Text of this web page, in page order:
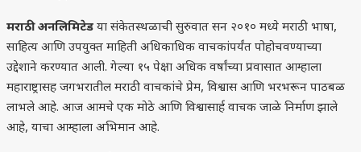
मराठी अनलिमिटेड या संकेतस्थळाची सुरुवात सन २०१० मध्ये मराठी भाषा,
साहित्य आणि उपयुक्त माहिती अधिकाधिक वाचकांपर्यंत पोहोचवण्याच्या
उद्देशाने करण्यात आली. गेल्या १५ पेक्षा अधिक वर्षांच्या प्रवासात आम्हाला
महाराष्ट्रासह जगभरातील मराठी वाचकांचे प्रेम, विश्वास आणि भरभरून पाठबळ
लाभले आहे. आज आमचे एक मोठे आणि विश्वासार्ह वाचक जाळे निर्माण झाले
आहे, याचा आम्हाला अभिमान आहे.